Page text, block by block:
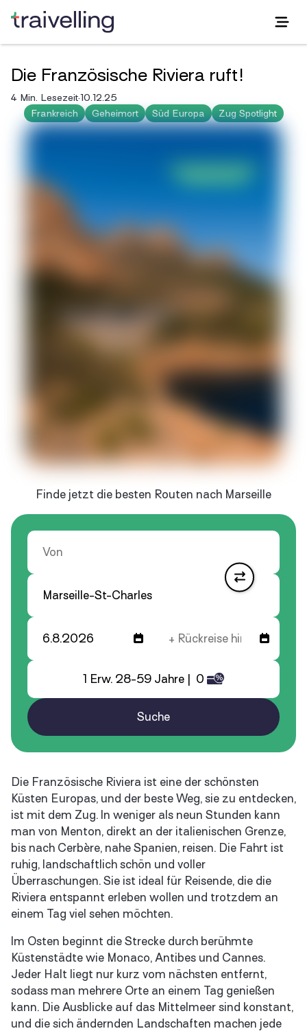
Die Französische Riviera ruft!
4 Min. Lesezeit·10.12.25
Frankreich
Geheimort Süd Europa Zug Spotlight
Finde jetzt die besten Routen nach Marseille
1 Erw. 28-59 Jahre | 0
Suche
Die Französische Riviera ist eine der schönsten
Küsten Europas, und der beste Weg, sie zu entdecken,
ist mit dem Zug. In weniger als neun Stunden kann
man von Menton, direkt an der italienischen Grenze,
bis nach Cerbère, nahe Spanien, reisen. Die Fahrt ist
ruhig, landschaftlich schön und voller
Überraschungen. Sie ist ideal für Reisende, die die
Riviera entspannt erleben wollen und trotzdem an
einem Tag viel sehen möchten.
Im Osten beginnt die Strecke durch berühmte
Küstenstädte wie Monaco, Antibes und Cannes.
Jeder Halt liegt nur kurz vom nächsten entfernt,
sodass man mehrere Orte an einem Tag genießen
kann. Die Ausblicke auf das Mittelmeer sind konstant,
und die sich ändernden Landschaften machen jede